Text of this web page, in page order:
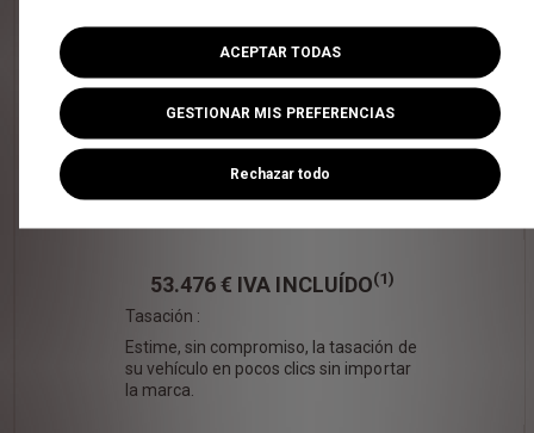
3 Opcion(es) :
- TECHO PANORÁMICO practicable (con ocultador motorizado y
alumbrado interior de LED)
- PACK CONFORT DS PERFORMANCE LINE
53.476 € IVA INCLUÍDO(1)
Tasación :
Estime, sin compromiso, la tasación de
su vehículo en pocos clics sin importar
la marca.
GESTIONAR MIS PREFERENCIAS
ACEPTAR TODAS
Rechazar todo